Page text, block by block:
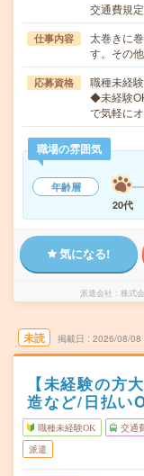
交通費規
仕事内容
太巻きに
す。その
応募資格
職種未経
◆未経験
で気軽に
職場の雰囲気
年齢層
20代
気になる!
派遣会社 株式
未読 掲載日 2026/08/08
【未経験の方
造など/日払い
職種未経験OK 交通
派遣